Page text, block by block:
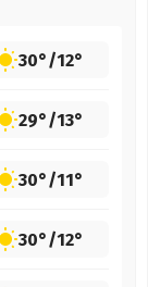
30°/12°
29°/13°
30°/11°
30°/12°